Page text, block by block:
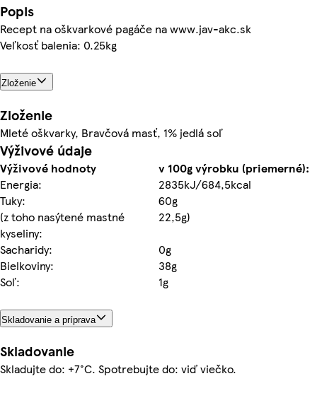
Popis
Recept na oškvarkové pagáče na www.jav-akc.sk
Veľkosť balenia: 0.25kg
Zloženie
Zloženie
Mleté oškvarky, Bravčová masť, 1% jedlá soľ
Výživové údaje
Výživové hodnoty
v 100g výrobku (priemerné):
Energia:
2835kJ/684,5kcal
Tuky:
60g
(z toho nasýtené mastné
kyseliny:
22,5g)
Sacharidy:
0g
Bielkoviny:
38g
Soľ:
1g
Skladovanie a príprava
Skladovanie
Skladujte do: +7°C. Spotrebujte do: viď viečko.